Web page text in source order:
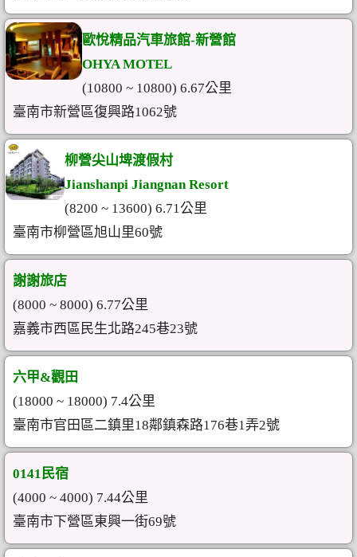
歐悅精品汽車旅館-新營館
OHYA MOTEL
(10800 ~ 10800) 6.67公里
臺南市新營區復興路1062號
柳營尖山埤渡假村
Jianshanpi Jiangnan Resort
(8200 ~ 13600) 6.71公里
臺南市柳營區旭山里60號
謝謝旅店
(8000 ~ 8000) 6.77公里
嘉義市西區民生北路245巷23號
六甲&觀田
(18000 ~ 18000) 7.4公里
臺南市官田區二鎮里18鄰鎮森路176巷1弄2號
0141民宿
(4000 ~ 4000) 7.44公里
臺南市下營區東興一街69號